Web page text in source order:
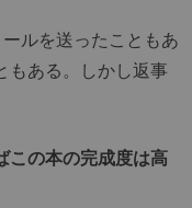
ルを送ったこともあ
もある。しかし返事
の本の完成度は高